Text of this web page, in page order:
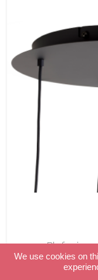
Plafoniera
189,90
We use cookies on